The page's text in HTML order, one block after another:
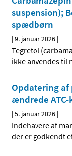
suspension);
spædbørn
|9. januar 2026 |
Tegretol
ikke anvendes til
Opdatering af
ændrede
|5. januar 2026 |
Indehavere af
der er godkendt